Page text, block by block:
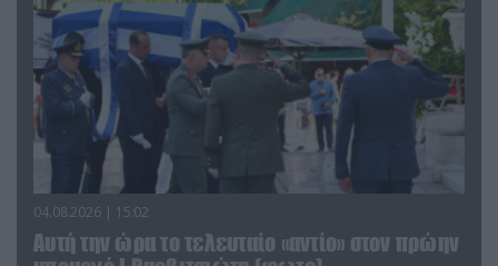
04.08.2026 | 15:02
Αυτή την ώρα το τελευταίο «αντίο» στον πρώην